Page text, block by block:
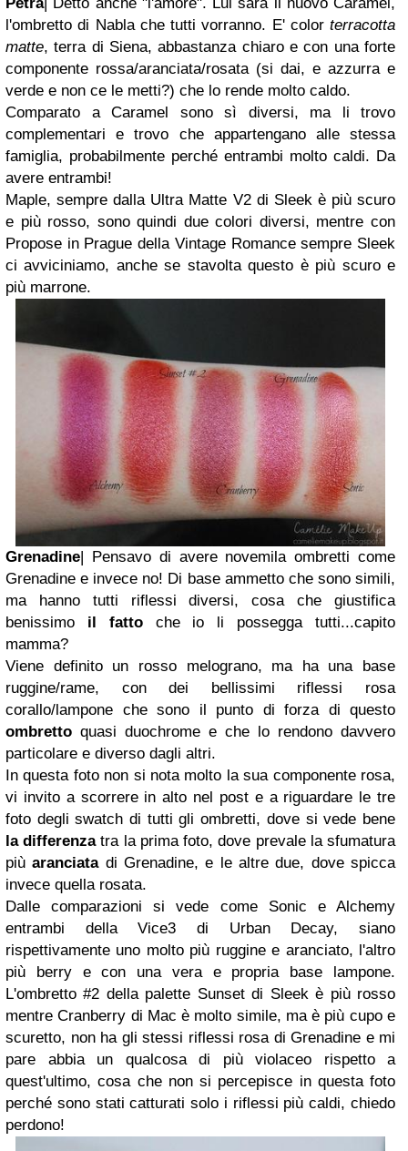
l'ombretto di Nabla che tutti vorranno. E' color terracotta
matte, terra di Siena, abbastanza chiaro e con una forte
componente rossa/aranciata/rosata (si dai, e azzurra e
verde e non ce le metti?) che lo rende molto caldo.
Comparato a Caramel sono sì diversi, ma li trovo
complementari e trovo che appartengano alle stessa
famiglia, probabilmente perché entrambi molto caldi. Da
avere entrambi!
Maple, sempre dalla Ultra Matte V2 di Sleek è più scuro
e più rosso, sono quindi due colori diversi, mentre con
Propose in Prague della Vintage Romance sempre Sleek
ci avviciniamo, anche se stavolta questo è più scuro e
più marrone.
Grenadine| Pensavo di avere novemila ombretti come
Grenadine e invece no! Di base ammetto che sono simili,
ma hanno tutti riflessi diversi, cosa che giustifica
benissimo il fattoche io li possegga tutti...capito
mamma?
Viene definito un rosso melograno, ma ha una base
ruggine/rame, con dei bellissimi riflessi rosa
corallo/lampone che sono il punto di forza di questo
ombretto quasi duochrome e che lo rendono davvero
particolare e diverso dagli altri.
In questa foto non si nota molto la sua componente rosa,
vi invito a scorrere in alto nel post e a riguardare le tre
foto degli swatch di tutti gli ombretti, dove si vede bene
la differenzatra la prima foto, dove prevale la sfumatura
piùaranciatadi Grenadine, e le altre due, dove spicca
invece quella rosata.
Dalle comparazioni si vede come Sonic e Alchemy
entrambi della Vice3 di Urban Decay, siano
rispettivamente uno molto più ruggine e aranciato, l'altro
più berry e con una vera e propria base lampone.
L'ombretto #2 della palette Sunset di Sleek è più rosso
mentre Cranberry di Mac è molto simile, ma è più cupo e
scuretto, non ha gli stessi riflessi rosa di Grenadine e mi
pare abbia un qualcosa di più violaceo rispetto a
quest'ultimo, cosa che non si percepisce in questa foto
perché sono stati catturati solo i riflessi più caldi, chiedo
perdono!